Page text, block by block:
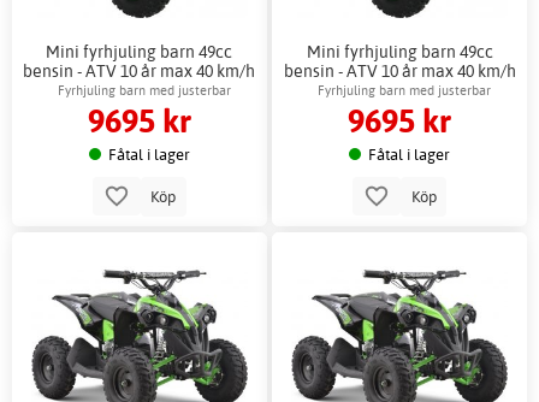
Mini fyrhjuling barn 49cc
bensin - ATV 10 år max 40 km/h
Fyrhjuling barn med justerbar
maxhastighet
9695 kr
Fåtal i lager
Köp
Mini fyrhjuling barn 49cc
bensin - ATV 10 år max 40 km/h
+ Reflexsele
Fyrhjuling barn med justerbar
maxhastighet
9695 kr
Fåtal i lager
Köp